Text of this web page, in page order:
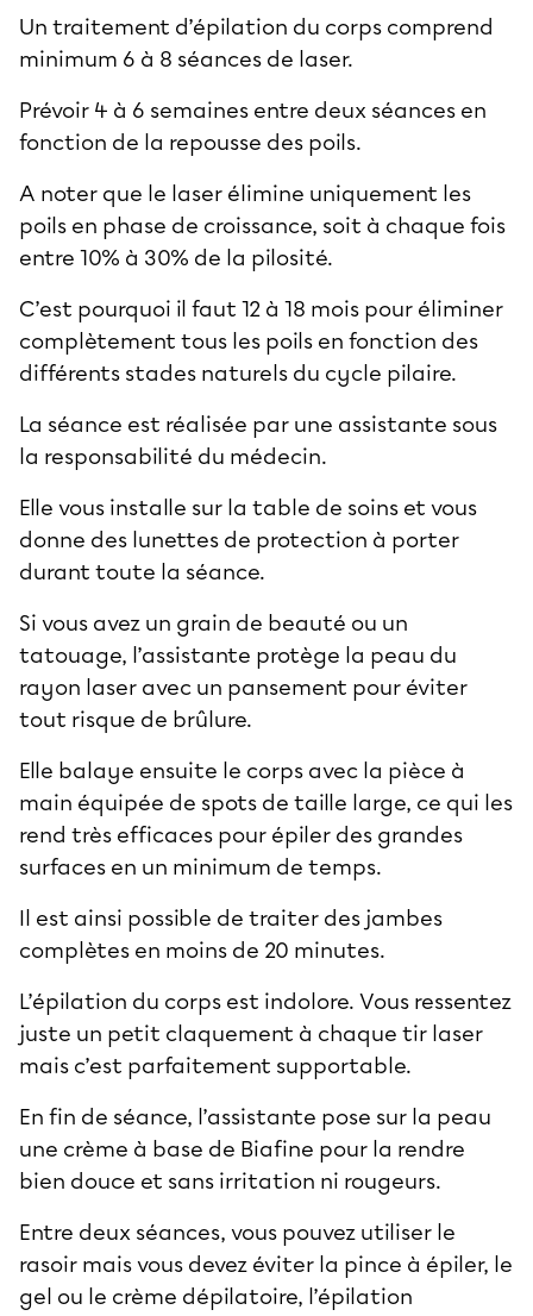
Un traitement d’épilation du corps comprend
minimum 6 à 8 séances de laser.
Prévoir 4 à 6 semaines entre deux séances en
fonction de la repousse des poils.
A noter que le laser élimine uniquement les
poils en phase de croissance, soit à chaque fois
entre 10% à 30% de la pilosité.
C’est pourquoi il faut 12 à 18 mois pour éliminer
complètement tous les poils en fonction des
différents stades naturels du cycle pilaire.
La séance est réalisée par une assistante sous
la responsabilité du médecin.
Elle vous installe sur la table de soins et vous
donne des lunettes de protection à porter
durant toute la séance.
Si vous avez un grain de beauté ou un
tatouage, l’assistante protège la peau du
rayon laser avec un pansement pour éviter
tout risque de brûlure.
Elle balaye ensuite le corps avec la pièce à
main équipée de spots de taille large, ce qui les
rend très efficaces pour épiler des grandes
surfaces en un minimum de temps.
Il est ainsi possible de traiter des jambes
complètes en moins de 20 minutes.
L’épilation du corps est indolore. Vous ressentez
juste un petit claquement à chaque tir laser
mais c’est parfaitement supportable.
En fin de séance, l’assistante pose sur la peau
une crème à base de Biafine pour la rendre
bien douce et sans irritation ni rougeurs.
Entre deux séances, vous pouvez utiliser le
rasoir mais vous devez éviter la pince à épiler, le
gel ou le crème dépilatoire, l’épilation